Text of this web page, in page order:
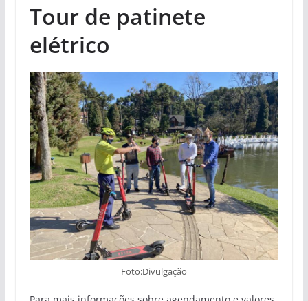
Tour de patinete
elétrico
Foto:Divulgação